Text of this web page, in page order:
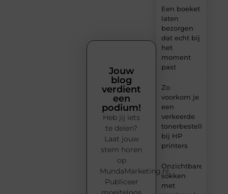
Een boeket
laten
bezorgen
dat echt bij
het
moment
past
Zo
voorkom je
een
verkeerde
tonerbestelling
bij HP
printers
Onzichtbare
sokken
met
Jouw
blog
verdient
een
podium!
Heb jij iets
te delen?
Laat jouw
stem horen
op
MundaMarketing.nl.
Publiceer